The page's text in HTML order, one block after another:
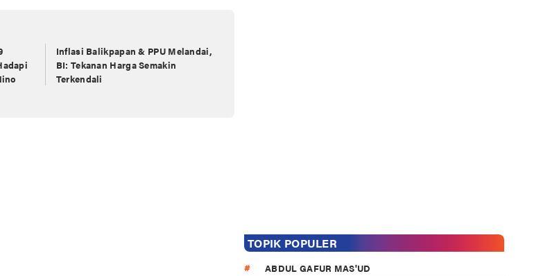
Inflasi Balikpapan & PPU Melandai,
BI: Tekanan Harga Semakin
Terkendali
TOPIK POPULER
ABDUL GAFUR MAS'UD